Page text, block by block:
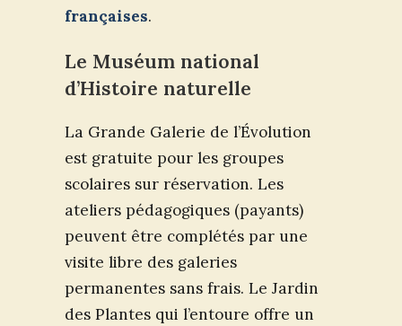
françaises.
Le Muséum national
d’Histoire naturelle
La Grande Galerie de l’Évolution
est gratuite pour les groupes
scolaires sur réservation. Les
ateliers pédagogiques (payants)
peuvent être complétés par une
visite libre des galeries
permanentes sans frais. Le Jardin
des Plantes qui l’entoure offre un